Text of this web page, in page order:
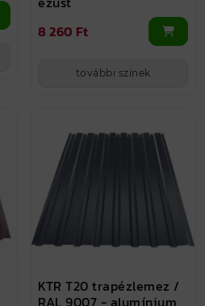
8 260 Ft
további színek
KTR T20 trapézlemez /
RAL 9007 - alumínium